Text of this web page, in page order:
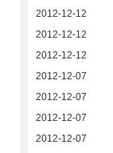
2012-12-12
2012-12-12
2012-12-12
2012-12-07
2012-12-07
2012-12-07
2012-12-07